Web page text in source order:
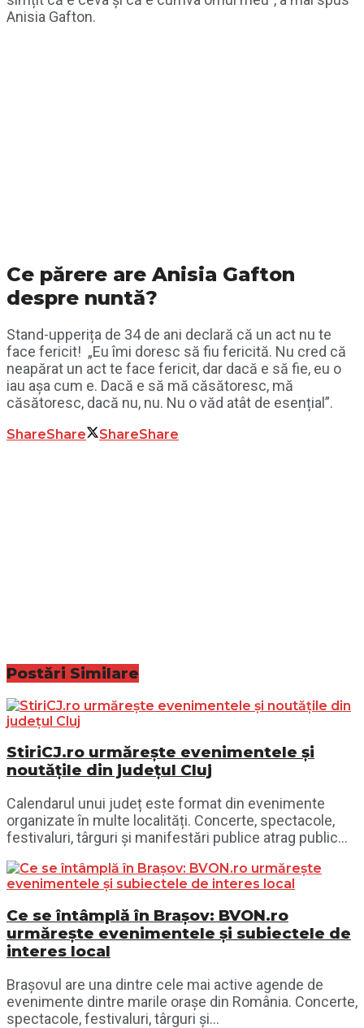
Anisia Gafton.
Ce părere are Anisia Gafton
despre nuntă?
Stand-upperița de 34 de ani declară că un act nu te
face fericit! „Eu îmi doresc să fiu fericită. Nu cred că
neapărat un act te face fericit, dar dacă e să fie, eu o
iau așa cum e. Dacă e să mă căsătoresc, mă
căsătoresc, dacă nu, nu. Nu o văd atât de esențial”.
ShareShare ShareShare
Postări Similare
StiriCJ.ro urmărește evenimentele și
noutățile din județul Cluj
Calendarul unui județ este format din evenimente
organizate în multe localități. Concerte, spectacole,
festivaluri, târguri și manifestări publice atrag public...
Ce se întâmplă în Brașov: BVON.ro
urmărește evenimentele și subiectele de
interes local
Brașovul are una dintre cele mai active agende de
evenimente dintre marile orașe din România. Concerte,
spectacole, festivaluri, târguri și...